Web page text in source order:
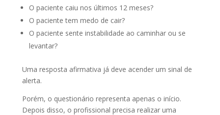
O paciente caiu nos últimos 12 meses?
O paciente tem medo de cair?
O paciente sente instabilidade ao caminhar ou se
levantar?
Uma resposta afirmativa já deve acender um sinal de
alerta.
Porém, o questionário representa apenas o início.
Depois disso, o profissional precisa realizar uma